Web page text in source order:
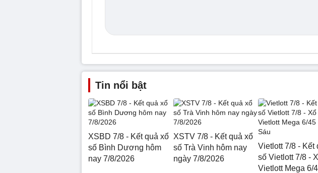
Tin nổi bật
XSBD 7/8 - Kết quả xổ
số Bình Dương hôm
nay 7/8/2026
XSTV 7/8 - Kết quả xổ
số Trà Vinh hôm nay
ngày 7/8/2026
Vietlott 7/8 - Kết
số Vietlott 7/8 -
Vietlott Mega 6/